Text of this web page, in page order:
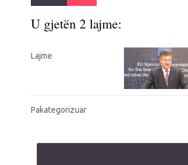
U gjetën 2 lajme:
Lajme
Pakategorizuar